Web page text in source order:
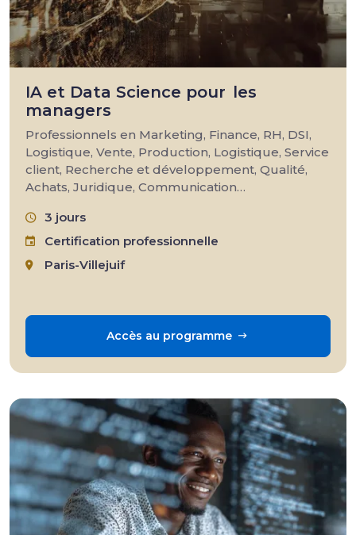
IA et Data Science pour les
managers
Professionnels en Marketing, Finance, RH, DSI,
Logistique, Vente, Production, Logistique, Service
client, Recherche et développement, Qualité,
Achats, Juridique, Communication…
3 jours
Certification professionnelle
Paris-Villejuif
Accès au programme